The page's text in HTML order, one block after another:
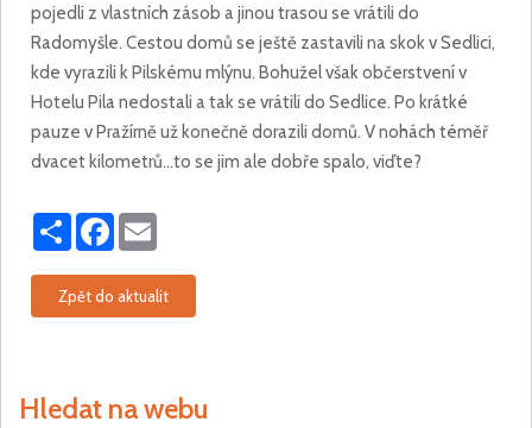
pojedli z vlastních zásob a jinou trasou se vrátili do
Radomyšle. Cestou domů se ještě zastavili na skok v Sedlici,
kde vyrazili k Pilskému mlýnu. Bohužel však občerstvení v
Hotelu Pila nedostali a tak se vrátili do Sedlice. Po krátké
pauze v Pražírně už konečně dorazili domů. V nohách téměř
dvacet kilometrů…to se jim ale dobře spalo, viďte?
Share Facebook
Zpět do aktualit
Hledat na webu